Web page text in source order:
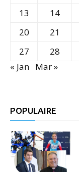
13
14
20
21
27
28
« Jan Mar »
POPULAIRE